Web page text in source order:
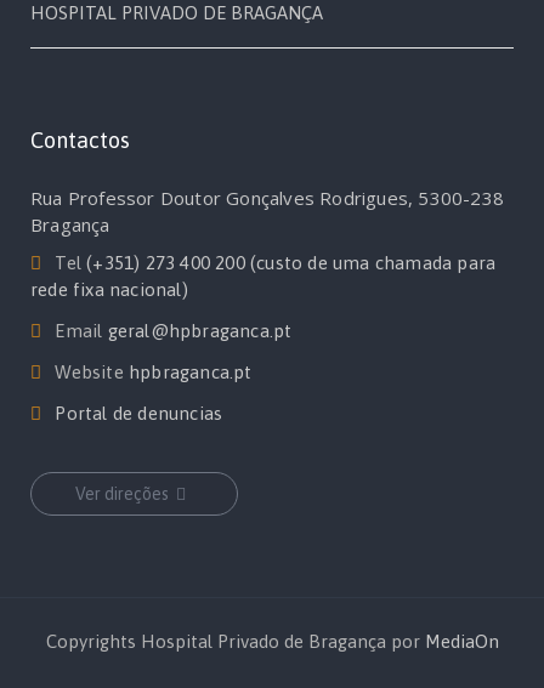
HOSPITAL PRIVADO DE BRAGANÇA
Contactos
Rua Professor Doutor Gonçalves Rodrigues, 5300-238
Bragança
Tel(+351) 273 400 200 (custo de uma chamada para
rede fixa nacional)
Email geral@hpbraganca.pt
Website hpbraganca.pt
Portal de denuncias
Ver direções
Copyrights Hospital Privado de Bragança por MediaOn